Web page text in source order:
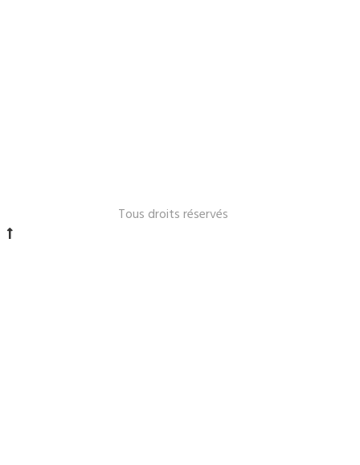
Tous droits réservés